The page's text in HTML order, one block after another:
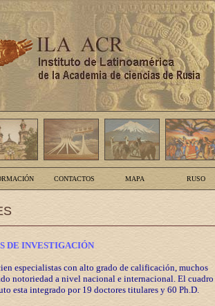
CONTACTOS MAPA RUSO
DE INVESTIGACIÓN
especialistas con alto grado de calificación, muchos
notoriedad a nivel nacional e internacional. El cuadro
esta integrado por 19 doctores titulares y 60 Ph.D.